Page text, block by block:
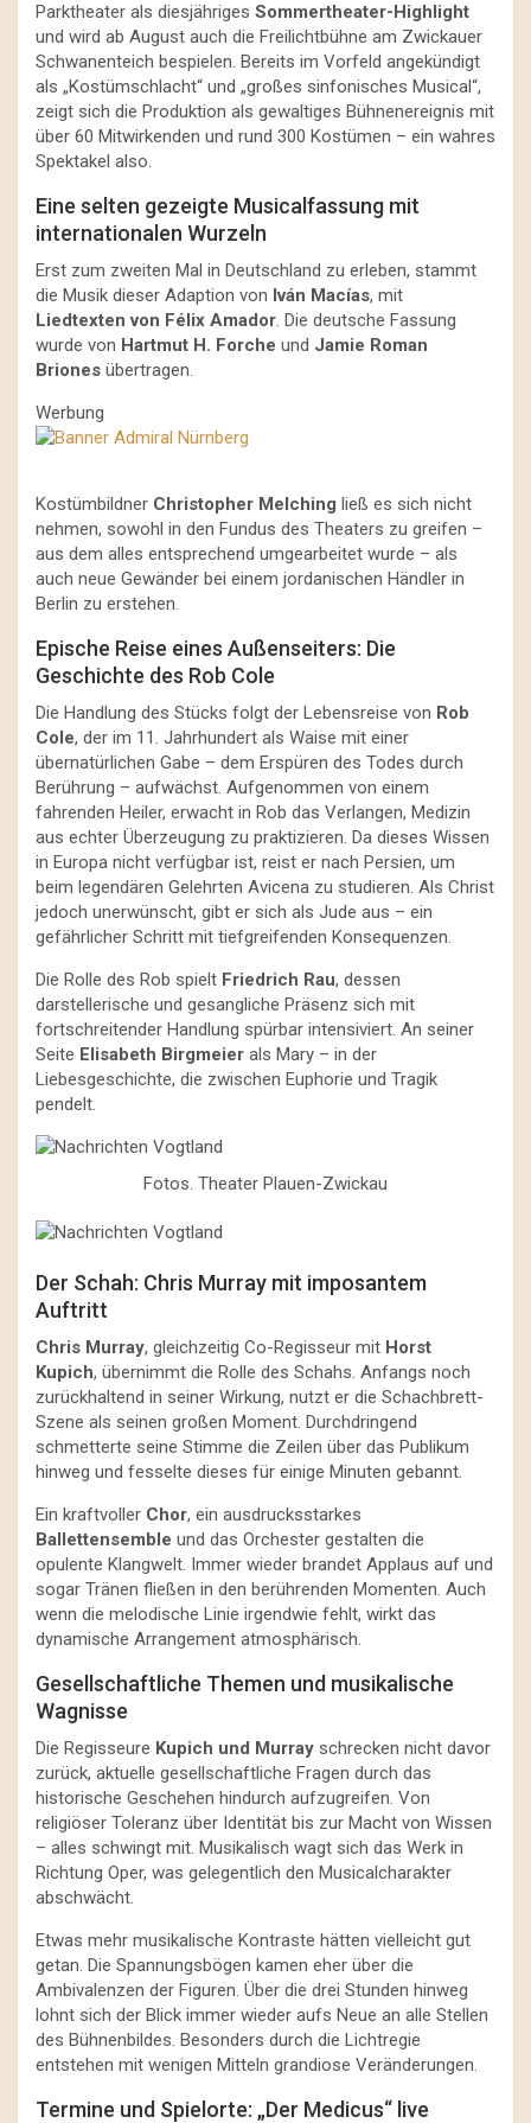
Parktheater als diesjähriges Sommertheater-Highlight
und wird ab August auch die Freilichtbühne am Zwickauer
Schwanenteich bespielen. Bereits im Vorfeld angekündigt
als „Kostümschlacht“ und „großes sinfonisches Musical“,
zeigt sich die Produktion als gewaltiges Bühnenereignis mit
über 60 Mitwirkenden und rund 300 Kostümen – ein wahres
Spektakel also.
Eine selten gezeigte Musicalfassung mit
internationalen Wurzeln
Erst zum zweiten Mal in Deutschland zu erleben, stammt
die Musik dieser Adaption von Iván Macías, mit
Liedtexten von Félix Amador. Die deutsche Fassung
wurde von Hartmut H. Forche und Jamie Roman
Briones übertragen.
Werbung
Kostümbildner Christopher Melching ließ es sich nicht
nehmen, sowohl in den Fundus des Theaters zu greifen –
aus dem alles entsprechend umgearbeitet wurde – als
auch neue Gewänder bei einem jordanischen Händler in
Berlin zu erstehen.
Epische Reise eines Außenseiters: Die
Geschichte des Rob Cole
Die Handlung des Stücks folgt der Lebensreise von Rob
Cole, der im 11. Jahrhundert als Waise mit einer
übernatürlichen Gabe – dem Erspüren des Todes durch
Berührung – aufwächst. Aufgenommen von einem
fahrenden Heiler, erwacht in Rob das Verlangen, Medizin
aus echter Überzeugung zu praktizieren. Da dieses Wissen
in Europa nicht verfügbar ist, reist er nach Persien, um
beim legendären Gelehrten Avicena zu studieren. Als Christ
jedoch unerwünscht, gibt er sich als Jude aus – ein
gefährlicher Schritt mit tiefgreifenden Konsequenzen.
Die Rolle des Rob spielt Friedrich Rau, dessen
darstellerische und gesangliche Präsenz sich mit
fortschreitender Handlung spürbar intensiviert. An seiner
Seite Elisabeth Birgmeier als Mary – in der
Liebesgeschichte, die zwischen Euphorie und Tragik
pendelt.
Fotos. Theater Plauen-Zwickau
Der Schah: Chris Murray mit imposantem
Auftritt
Chris Murray, gleichzeitig Co-Regisseur mit Horst
Kupich, übernimmt die Rolle des Schahs. Anfangs noch
zurückhaltend in seiner Wirkung, nutzt er die Schachbrett-
Szene als seinen großen Moment. Durchdringend
schmetterte seine Stimme die Zeilen über das Publikum
hinweg und fesselte dieses für einige Minuten gebannt.
Ein kraftvoller Chor, ein ausdrucksstarkes
Ballettensemble und das Orchester gestalten die
opulente Klangwelt. Immer wieder brandet Applaus auf und
sogar Tränen fließen in den berührenden Momenten. Auch
wenn die melodische Linie irgendwie fehlt, wirkt das
dynamische Arrangement atmosphärisch.
Gesellschaftliche Themen und musikalische
Wagnisse
Die Regisseure Kupich und Murray schrecken nicht davor
zurück, aktuelle gesellschaftliche Fragen durch das
historische Geschehen hindurch aufzugreifen. Von
religiöser Toleranz über Identität bis zur Macht von Wissen
– alles schwingt mit. Musikalisch wagt sich das Werk in
Richtung Oper, was gelegentlich den Musicalcharakter
abschwächt.
Etwas mehr musikalische Kontraste hätten vielleicht gut
getan. Die Spannungsbögen kamen eher über die
Ambivalenzen der Figuren. Über die drei Stunden hinweg
lohnt sich der Blick immer wieder aufs Neue an alle Stellen
des Bühnenbildes. Besonders durch die Lichtregie
entstehen mit wenigen Mitteln grandiose Veränderungen.
Termine und Spielorte: „Der Medicus“ live